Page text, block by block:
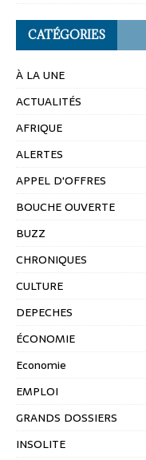
CATÉGORIES
À LA UNE
ACTUALITÉS
AFRIQUE
ALERTES
APPEL D'OFFRES
BOUCHE OUVERTE
BUZZ
CHRONIQUES
CULTURE
DEPECHES
ÉCONOMIE
Economie
EMPLOI
GRANDS DOSSIERS
INSOLITE